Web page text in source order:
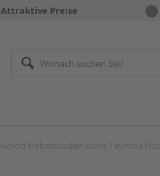
Attraktive Preise